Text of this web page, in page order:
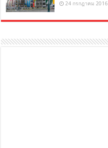
24 กรกฎาคม 2016